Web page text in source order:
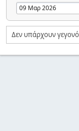
Δεν υπάρχουν